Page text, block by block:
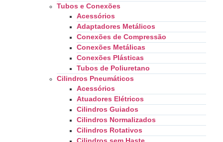
Tubos e Conexões
Acessórios
Adaptadores Metálicos
Conexões de Compressão
Conexões Metálicas
Conexões Plásticas
Tubos de Poliuretano
Cilindros Pneumáticos
Acessórios
Atuadores Elétricos
Cilindros Guiados
Cilindros Normalizados
Cilindros Rotativos